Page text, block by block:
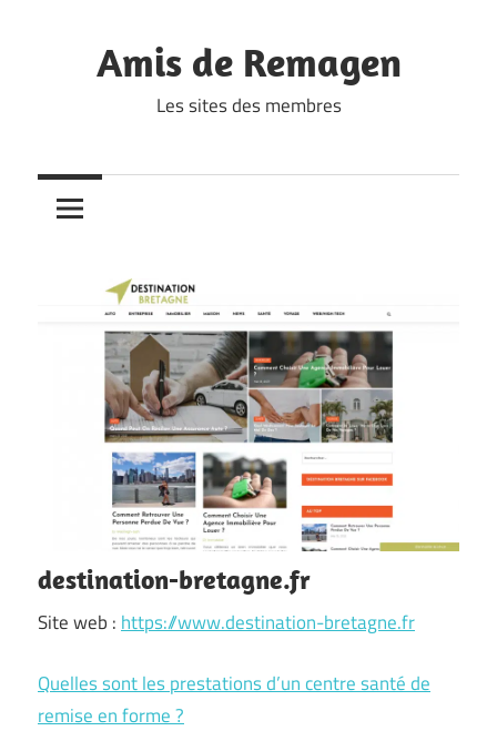
contentAmis de Remagen
Les sites des membres
destination-bretagne.fr
Site web : https://www.destination-bretagne.fr
Quelles sont les prestations d’un centre santé de
remise en forme ?